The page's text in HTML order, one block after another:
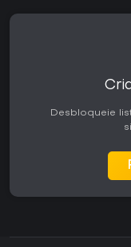
Desbloqueie